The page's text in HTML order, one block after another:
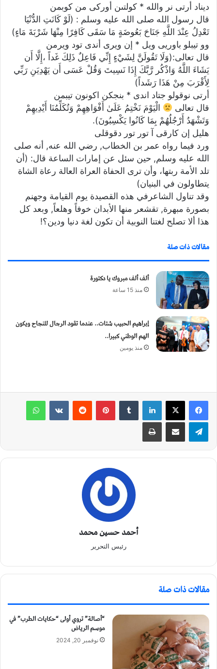
ديناد أرتى نر والله * كولتىن أوركى من كوبمن
قال رسول الله صلى الله عليه وسلم : (لَوْ كَانَتِ الدُّنْيَا
تَعْدِلُ عِنْدَ اللَّهِ جَنَاحَ بَعُوضَةٍ مَا سَقَى كَافِرًا مِنْهَا شَرْبَةَ مَاءٍ)
وو تيبلو باوريى ويل * إن ويرى أندى تود ويرمن
قال تعالى:(وَلَا تَقُولَنَّ لِشَيْءٍ إِنِّي فَاعِلٌ ذَلِكَ غَداً ،إِلَّا أَن
يَشَاءَ اللَّهُ وَاذْكُر رَّبَّكَ إِذَا نَسِيتَ وَقُلْ عَسَى أَن يَهْدِيَنِ رَبِّي
لِأَقْرَبَ مِنْ هَذَا رَشَداً)
أرتى نوقولو جتاد اندى * بنجكن اكونون تيبمن
قال تعالى
الْيَوْمَ نَخْتِمُ عَلَىٰ أَفْوَاهِهِمْ وَتُكَلِّمُنَا أَيْدِيهِمْ
وَتَشْهَدُ أَرْجُلُهُمْ بِمَا كَانُوا يَكْسِبُونَ).
هليل إن كارقى آ تور تور دقوقلى
ورد فيما رواه عمر بن الخطاب, رضي الله عنه, أنه صلى
الله عليه وسلم, حين سئل عن إمارات الساعة قال: (أن
تلد الأمة ربتها، وأن ترى الحفاة العراة العالة رعاة الشاة
يتطاولون في البنيان)
وقد تناول الشاعرفي هذه القصيدة يوم القيامة وجهنم
بصورة مبهرة, تقشعر منها الأبدان خوفاً وهلعاً, وبعد كل
هذا ألا تصلح لغتنا النوبية أن تكون لغة دنيا ودين؟!
مقالات ذات صلة
ألف ألف مبروك يا دكتورة
منذ 15 ساعة
إبراهيم الحبيب شتات.. عندما تقود الرجال للنجاح ويكون
الهم الوطني كبيرا..
منذ يومين
لينكدإن بينتيريست
أحمد حسين محمد
رئيس التحرير
مقالات ذات صلة
“أصالة” تروي أولى “حكايات الطرب” في
موسم الرياض
نوفمبر 20, 2024